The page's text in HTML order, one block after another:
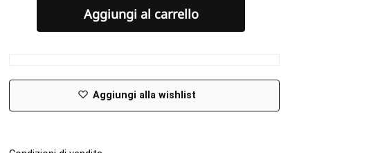
Aggiungi al carrello
Aggiungi alla wishlist